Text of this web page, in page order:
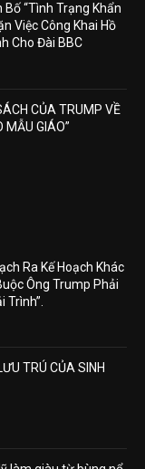
“Tình Trạng Khẩn
Việc Công Khai Hồ
Cho Đài BBC
CỦA TRUMP VỀ
MẪU GIÁO”
Ra Kế Hoạch Khác
Ông Trump Phải
Trình”.
TRÚ CỦA SINH